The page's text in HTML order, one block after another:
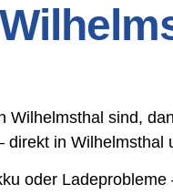
sind,
in Wilhelmsthal
oder